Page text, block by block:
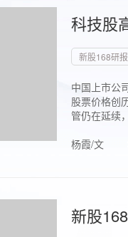
科技股
新股168研报
中国上市公
股票价格创
管仍在延续
杨霞/文
新股